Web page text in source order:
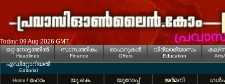
Today: 09 Aug 2026 GMT
ഒറ്റ നോട്ടത്തില്‍
Headlines
സാമ്പത്തികം
Finance
ഓഫറുകള്‍
Offers
വിദ്യാഭ്യാസം
Education
കല/
എഡിറ്റോറിയല്‍
Editorial
Home / ഹോം യൂ.കെ. യൂറോപ്പ് ജര്‍മനി